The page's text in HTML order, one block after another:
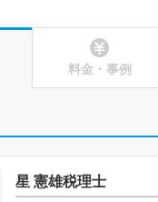
料金・事例
星 憲雄税理士